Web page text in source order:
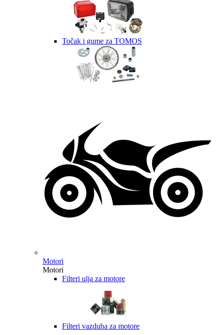
Točak i gume za TOMOS
Motori
Motori
Filteri ulja za motore
Filteri vazduha za motore